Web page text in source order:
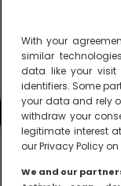
With your
similar
data like your visit
identifiers. Some
your data and rely
withdraw your
legitimate interest
our Privacy Policy
We and our